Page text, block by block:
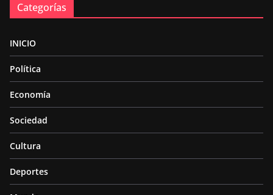
Categorías
INICIO
Política
Economía
Sociedad
Cultura
Deportes